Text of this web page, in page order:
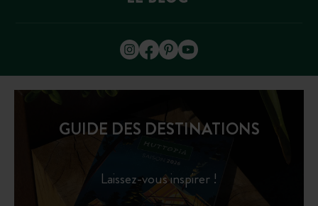
GUIDE DES DESTINATIONS
Laissez-vous inspirer !